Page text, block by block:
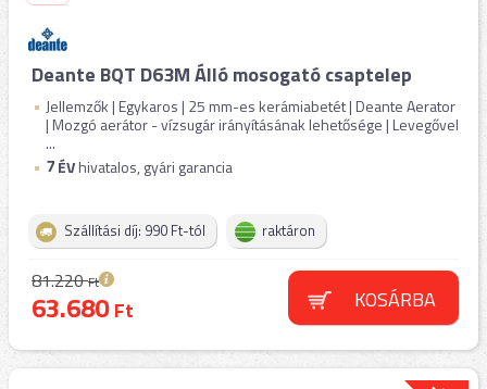
Deante BQT D63M Álló mosogató csaptelep
Jellemzők | Egykaros | 25 mm-es kerámiabetét | Deante Aerator
| Mozgó aerátor - vízsugár irányításának lehetősége | Levegővel
...
7ÉVhivatalos, gyári garancia
Szállítási díj: 990 Ft-tól raktáron
81.220Ft
63.680Ft KOSÁRBA